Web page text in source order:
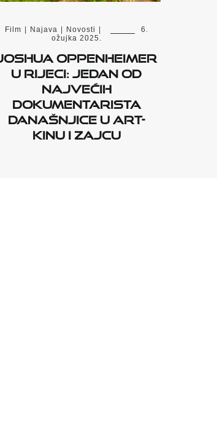
Film | Najava | Novosti |
6.
ožujka 2025.
Joshua Oppenheimer
u Rijeci: Jedan od
najvećih
dokumentarista
današnjice u Art-
kinu i Zajcu